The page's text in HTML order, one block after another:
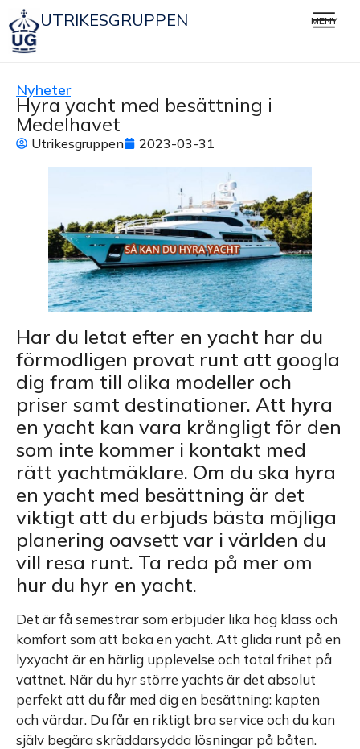
UTRIKESGRUPPEN MENY
Nyheter
Hyra yacht med besättning i
Medelhavet
Utrikesgruppen 2023-03-31
Har du letat efter en yacht har du
förmodligen provat runt att googla
dig fram till olika modeller och
priser samt destinationer. Att hyra
en yacht kan vara krångligt för den
som inte kommer i kontakt med
rätt yachtmäklare. Om du ska hyra
en yacht med besättning är det
viktigt att du erbjuds bästa möjliga
planering oavsett var i världen du
vill resa runt. Ta reda på mer om
hur du hyr en yacht.
Det är få semestrar som erbjuder lika hög klass och
komfort som att boka en yacht. Att glida runt på en
lyxyacht är en härlig upplevelse och total frihet på
vattnet. När du hyr större yachts är det absolut
perfekt att du får med dig en besättning: kapten
och värdar. Du får en riktigt bra service och du kan
själv begära skräddarsydda lösningar på båten.